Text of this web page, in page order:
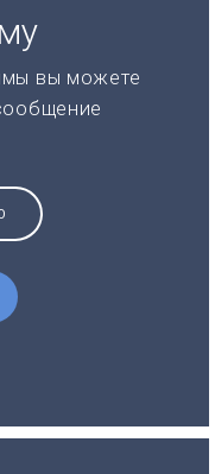
вы можете